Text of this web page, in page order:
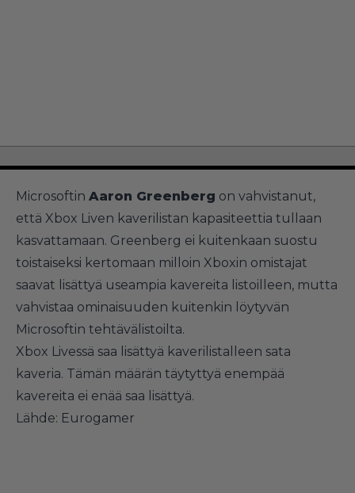
Microsoftin Aaron Greenberg on vahvistanut,
että Xbox Liven kaverilistan kapasiteettia tullaan
kasvattamaan. Greenberg ei kuitenkaan suostu
toistaiseksi kertomaan milloin Xboxin omistajat
saavat lisättyä useampia kavereita listoilleen, mutta
vahvistaa ominaisuuden kuitenkin löytyvän
Microsoftin tehtävälistoilta.
Xbox Livessä saa lisättyä kaverilistalleen sata
kaveria. Tämän määrän täytyttyä enempää
kavereita ei enää saa lisättyä.
Lähde: Eurogamer